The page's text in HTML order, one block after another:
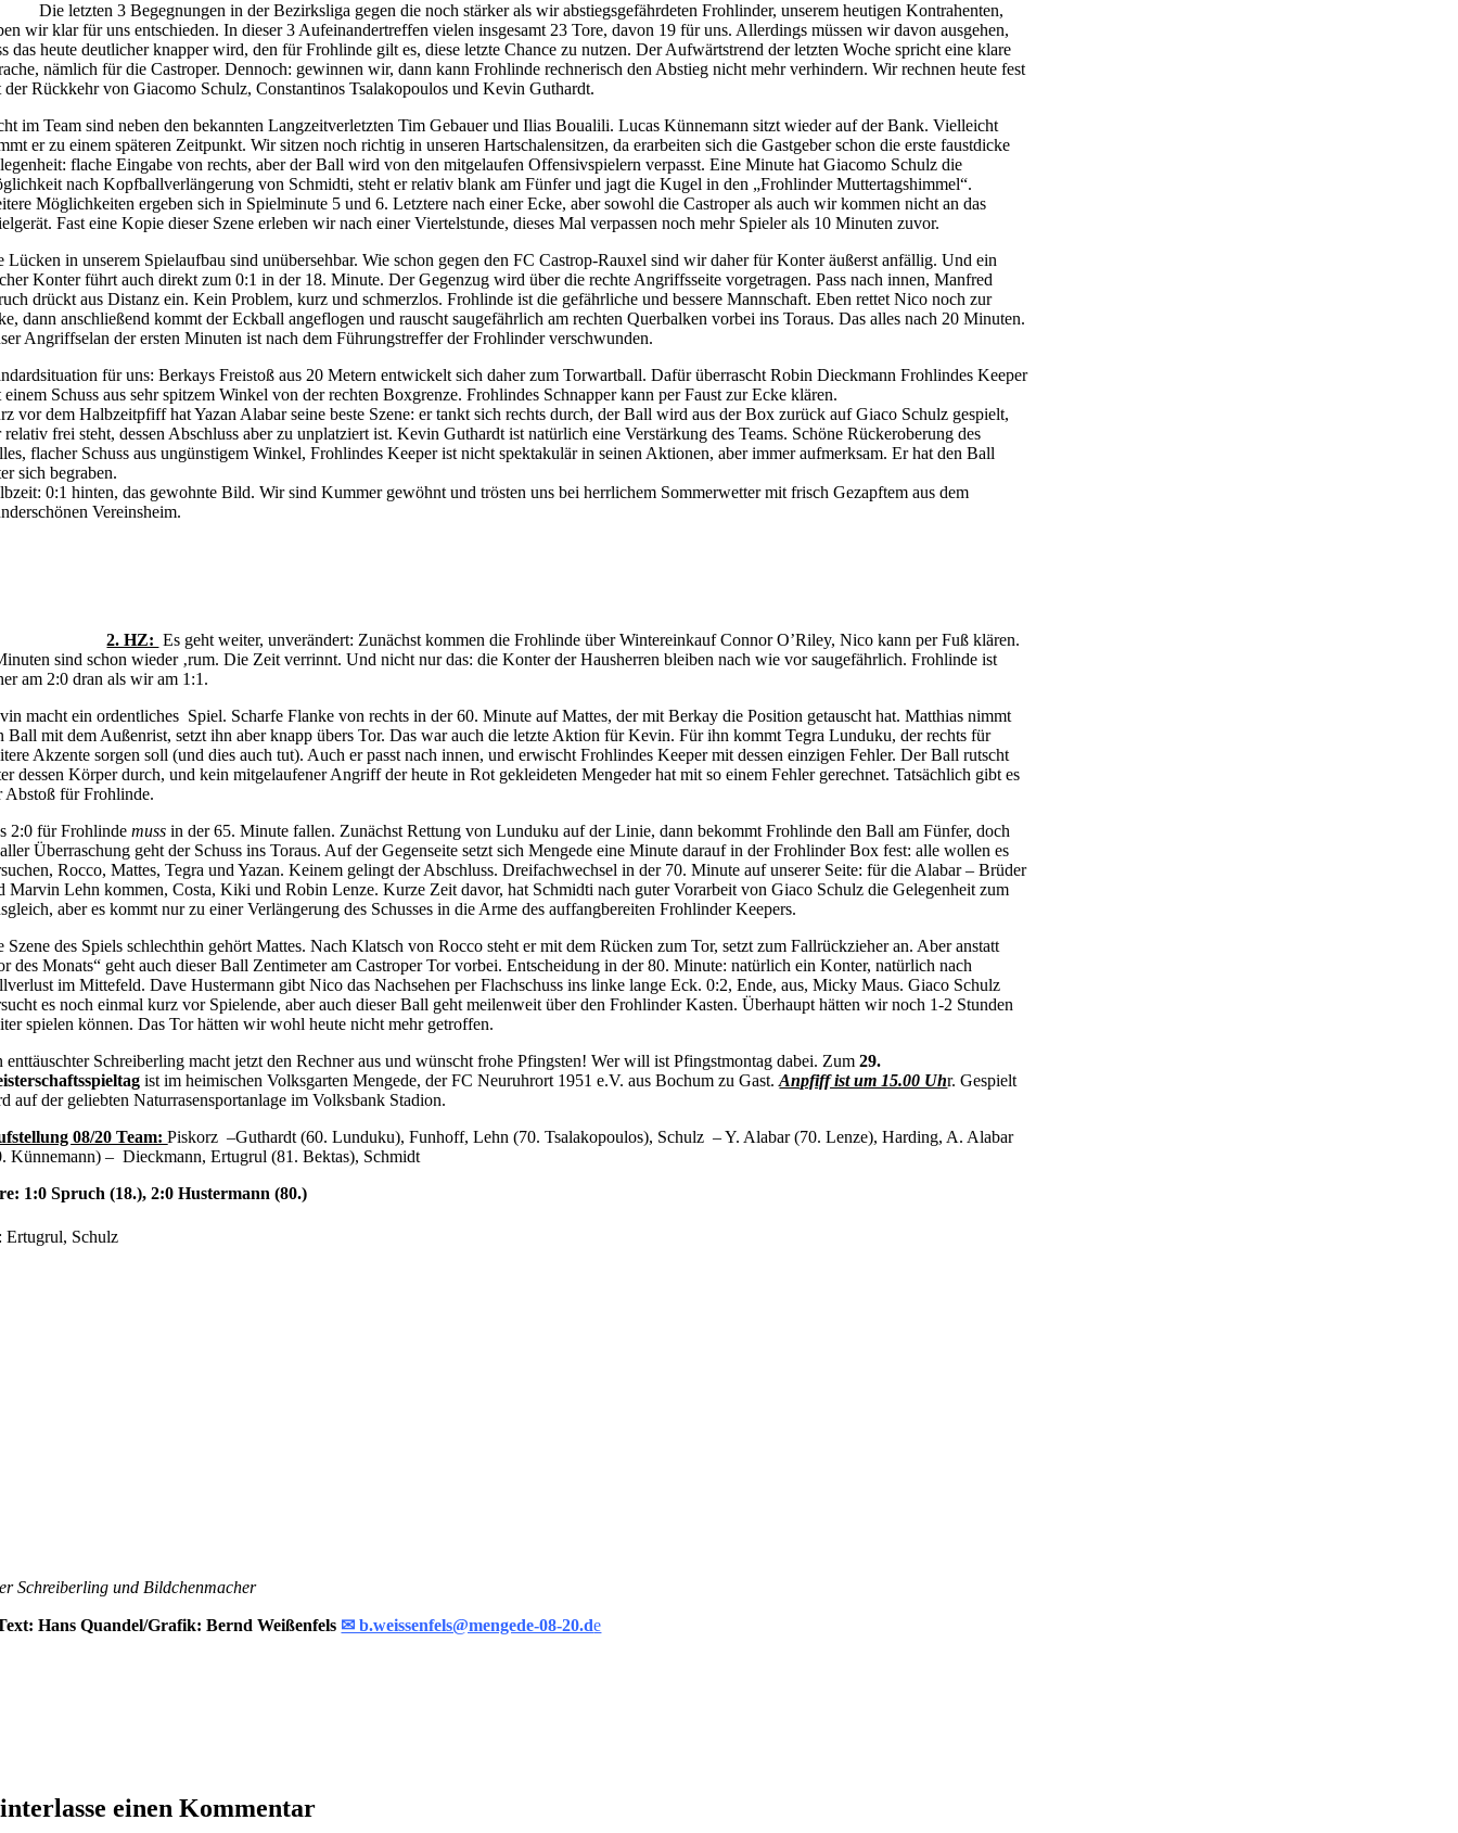
Die letzten 3 Begegnungen in der Bezirksliga gegen die noch stärker als wir abstiegsgefährdeten Frohlinder, unserem heutigen Kontrahenten,
wir klar für uns entschieden. In dieser 3 Aufeinandertreffen vielen insgesamt 23 Tore, davon 19 für uns. Allerdings müssen wir davon ausgehen,
das heute deutlicher knapper wird, den für Frohlinde gilt es, diese letzte Chance zu nutzen. Der Aufwärtstrend der letzten Woche spricht eine klare
nämlich für die Castroper. Dennoch: gewinnen wir, dann kann Frohlinde rechnerisch den Abstieg nicht mehr verhindern. Wir rechnen heute fest
der Rückkehr von Giacomo Schulz, Constantinos Tsalakopoulos und Kevin Guthardt.
im Team sind neben den bekannten Langzeitverletzten Tim Gebauer und Ilias Boualili. Lucas Künnemann sitzt wieder auf der Bank. Vielleicht
er zu einem späteren Zeitpunkt. Wir sitzen noch richtig in unseren Hartschalensitzen, da erarbeiten sich die Gastgeber schon die erste faustdicke
flache Eingabe von rechts, aber der Ball wird von den mitgelaufen Offensivspielern verpasst. Eine Minute hat Giacomo Schulz die
nach Kopfballverlängerung von Schmidti, steht er relativ blank am Fünfer und jagt die Kugel in den „Frohlinder Muttertagshimmel“.
Möglichkeiten ergeben sich in Spielminute 5 und 6. Letztere nach einer Ecke, aber sowohl die Castroper als auch wir kommen nicht an das
Fast eine Kopie dieser Szene erleben wir nach einer Viertelstunde, dieses Mal verpassen noch mehr Spieler als 10 Minuten zuvor.
Lücken in unserem Spielaufbau sind unübersehbar. Wie schon gegen den FC Castrop-Rauxel sind wir daher für Konter äußerst anfällig. Und ein
Konter führt auch direkt zum 0:1 in der 18. Minute. Der Gegenzug wird über die rechte Angriffsseite vorgetragen. Pass nach innen, Manfred
drückt aus Distanz ein. Kein Problem, kurz und schmerzlos. Frohlinde ist die gefährliche und bessere Mannschaft. Eben rettet Nico noch zur
dann anschließend kommt der Eckball angeflogen und rauscht saugefährlich am rechten Querbalken vorbei ins Toraus. Das alles nach 20 Minuten.
Angriffselan der ersten Minuten ist nach dem Führungstreffer der Frohlinder verschwunden.
für uns: Berkays Freistoß aus 20 Metern entwickelt sich daher zum Torwartball. Dafür überrascht Robin Dieckmann Frohlindes Keeper
einem Schuss aus sehr spitzem Winkel von der rechten Boxgrenze. Frohlindes Schnapper kann per Faust zur Ecke klären.
vor dem Halbzeitpfiff hat Yazan Alabar seine beste Szene: er tankt sich rechts durch, der Ball wird aus der Box zurück auf Giaco Schulz gespielt,
relativ frei steht, dessen Abschluss aber zu unplatziert ist. Kevin Guthardt ist natürlich eine Verstärkung des Teams. Schöne Rückeroberung des
flacher Schuss aus ungünstigem Winkel, Frohlindes Keeper ist nicht spektakulär in seinen Aktionen, aber immer aufmerksam. Er hat den Ball
sich begraben.
0:1 hinten, das gewohnte Bild. Wir sind Kummer gewöhnt und trösten uns bei herrlichem Sommerwetter mit frisch Gezapftem aus dem
Vereinsheim.
2. HZ: Es geht weiter, unverändert: Zunächst kommen die Frohlinde über Wintereinkauf Connor O’Riley, Nico kann per Fuß klären.
sind schon wieder ‚rum. Die Zeit verrinnt. Und nicht nur das: die Konter der Hausherren bleiben nach wie vor saugefährlich. Frohlinde ist
am 2:0 dran als wir am 1:1.
macht ein ordentliches Spiel. Scharfe Flanke von rechts in der 60. Minute auf Mattes, der mit Berkay die Position getauscht hat. Matthias nimmt
Ball mit dem Außenrist, setzt ihn aber knapp übers Tor. Das war auch die letzte Aktion für Kevin. Für ihn kommt Tegra Lunduku, der rechts für
Akzente sorgen soll (und dies auch tut). Auch er passt nach innen, und erwischt Frohlindes Keeper mit dessen einzigen Fehler. Der Ball rutscht
dessen Körper durch, und kein mitgelaufener Angriff der heute in Rot gekleideten Mengeder hat mit so einem Fehler gerechnet. Tatsächlich gibt es
Abstoß für Frohlinde.
2:0 für Frohlindemuss in der 65. Minute fallen. Zunächst Rettung von Lunduku auf der Linie, dann bekommt Frohlinde den Ball am Fünfer, doch
Überraschung geht der Schuss ins Toraus. Auf der Gegenseite setzt sich Mengede eine Minute darauf in der Frohlinder Box fest: alle wollen es
Rocco, Mattes, Tegra und Yazan. Keinem gelingt der Abschluss. Dreifachwechsel in der 70. Minute auf unserer Seite: für die Alabar – Brüder
Marvin Lehn kommen, Costa, Kiki und Robin Lenze. Kurze Zeit davor, hat Schmidti nach guter Vorarbeit von Giaco Schulz die Gelegenheit zum
aber es kommt nur zu einer Verlängerung des Schusses in die Arme des auffangbereiten Frohlinder Keepers.
Szene des Spiels schlechthin gehört Mattes. Nach Klatsch von Rocco steht er mit dem Rücken zum Tor, setzt zum Fallrückzieher an. Aber anstatt
des Monats“ geht auch dieser Ball Zentimeter am Castroper Tor vorbei. Entscheidung in der 80. Minute: natürlich ein Konter, natürlich nach
im Mittefeld. Dave Hustermann gibt Nico das Nachsehen per Flachschuss ins linke lange Eck. 0:2, Ende, aus, Micky Maus. Giaco Schulz
es noch einmal kurz vor Spielende, aber auch dieser Ball geht meilenweit über den Frohlinder Kasten. Überhaupt hätten wir noch 1-2 Stunden
spielen können. Das Tor hätten wir wohl heute nicht mehr getroffen.
enttäuschter Schreiberling macht jetzt den Rechner aus und wünscht frohe Pfingsten! Wer will ist Pfingstmontag dabei. Zum29.
ist im heimischen Volksgarten Mengede, der FC Neuruhrort 1951 e.V. aus Bochum zu Gast.Anpfiff ist um 15.00 Uhr. Gespielt
auf der geliebten Naturrasensportanlage im Volksbank Stadion.
08/20 Team:Piskorz –Guthardt (60. Lunduku), Funhoff, Lehn (70. Tsalakopoulos), Schulz – Y. Alabar (70. Lenze), Harding, A. Alabar
Künnemann) – Dieckmann, Ertugrul (81. Bektas), Schmidt
1:0 Spruch (18.), 2:0 Hustermann (80.)
Ertugrul, Schulz
Schreiberling und Bildchenmacher
Hans Quandel/Grafik: Bernd Weißenfels ✉ b.weissenfels@mengede-08-20.de
einen Kommentar